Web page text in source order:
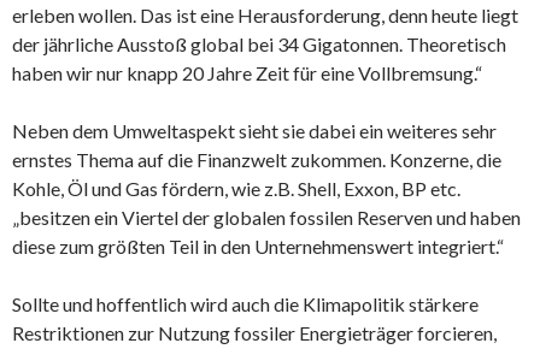
erleben wollen. Das ist eine Herausforderung, denn heute liegt
der jährliche Ausstoß global bei 34 Gigatonnen. Theoretisch
haben wir nur knapp 20 Jahre Zeit für eine Vollbremsung.“
Neben dem Umweltaspekt sieht sie dabei ein weiteres sehr
ernstes Thema auf die Finanzwelt zukommen. Konzerne, die
Kohle, Öl und Gas fördern, wie z.B. Shell, Exxon, BP etc.
„besitzen ein Viertel der globalen fossilen Reserven und haben
diese zum größten Teil in den Unternehmenswert integriert.“
Sollte und hoffentlich wird auch die Klimapolitik stärkere
Restriktionen zur Nutzung fossiler Energieträger forcieren,